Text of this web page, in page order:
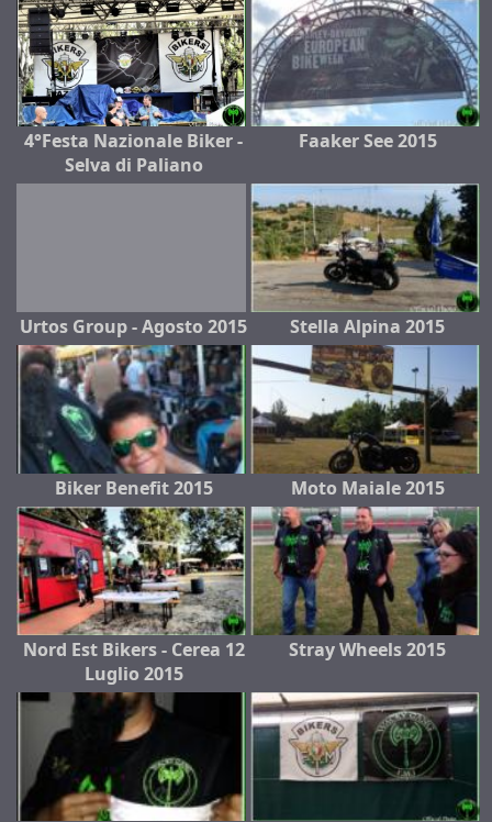
4°Festa Nazionale Biker -
Selva di Paliano
Faaker See 2015
Urtos Group - Agosto 2015 Stella Alpina 2015
Biker Benefit 2015 Moto Maiale 2015
Nord Est Bikers - Cerea 12
Luglio 2015
Stray Wheels 2015